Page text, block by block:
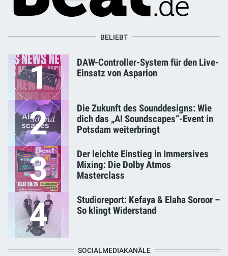
BELIEBT
1
DAW-Controller-System für den Live-
Einsatz von Asparion
2
Die Zukunft des Sounddesigns: Wie
dich das „AI Soundscapes“-Event in
Potsdam weiterbringt
3
Der leichte Einstieg in Immersives
Mixing: Die Dolby Atmos
Masterclass
4
Studioreport: Kefaya & Elaha Soroor –
So klingt Widerstand
SOCIALMEDIAKANÄLE